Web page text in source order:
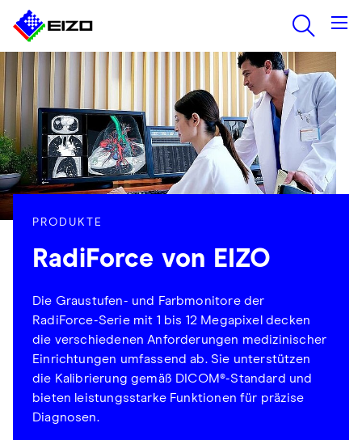
PRODUKTE
RadiForce von EIZO
Die Graustufen- und Farbmonitore der
RadiForce-Serie mit 1 bis 12 Megapixel decken
die verschiedenen Anforderungen medizinischer
Einrichtungen umfassend ab. Sie unterstützen
die Kalibrierung gemäß DICOM®-Standard und
bieten leistungsstarke Funktionen für präzise
Diagnosen.